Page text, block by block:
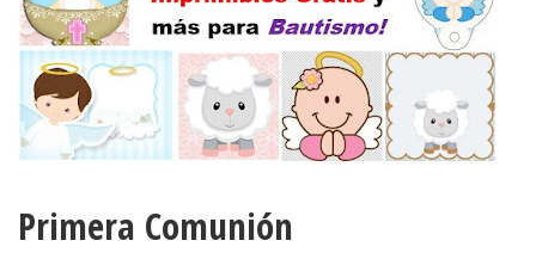
Primera Comunión